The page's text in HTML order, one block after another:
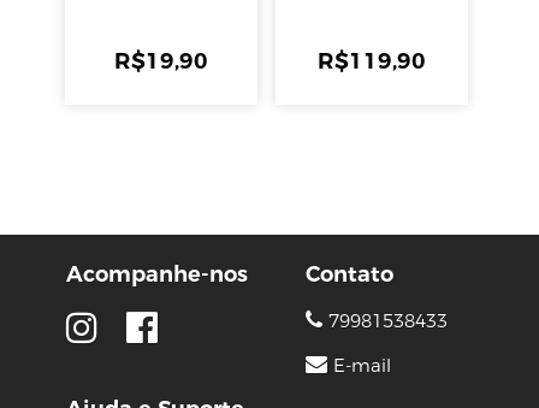
R$19,90 R$119,90
Acompanhe-nos Contato
79981538433
E-mail